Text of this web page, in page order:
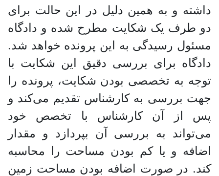
داشته و به همین دلیل در این حالت برای
دو طرف یک شکایت مطرح شده و دادگاه
مسئول رسیدگی به این پرونده خواهد شد.
دادگاه برای بررسی دقیق این شکایت با
توجه به تخصصی بودن شکایت، پرونده را
جهت بررسی به کارشناس تقدیم می‌کند و
پس از آن کارشناس با تخصص خود
می‌تواند به بررسی آن بپردازد و مقدار
اضافه و یا کم بودن مساحت را محاسبه
کند. در صورت اضافه بودن مساحت زمین